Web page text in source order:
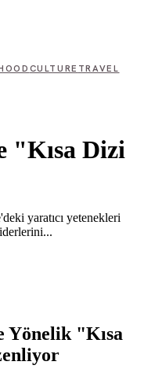
CULTURE TRAVEL
"Kısa Dizi
yaratıcı yetenekleri
Yönelik "Kısa